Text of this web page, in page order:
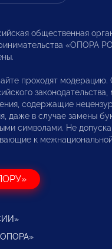
общественная
«ОПОРА
проходят модерацию.
законодательства,
содержащие
даже в случае замены
символами. Не
к